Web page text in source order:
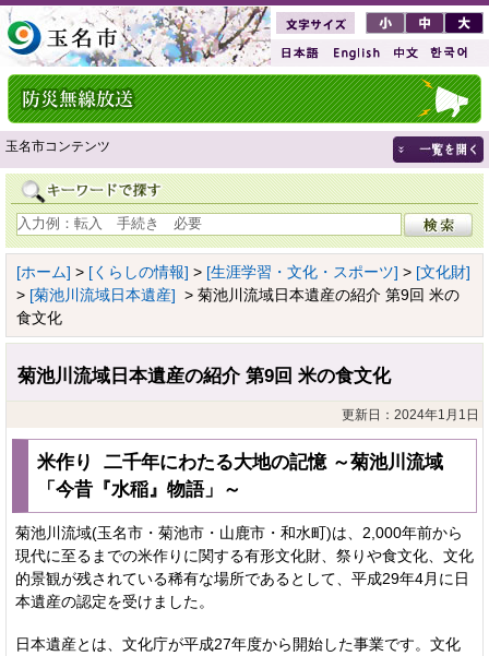
玉名市コンテンツ
[ホーム] > [くらしの情報] > [生涯学習・文化・スポーツ] > [文化財]
> [菊池川流域日本遺産] > 菊池川流域日本遺産の紹介 第9回 米の
食文化
菊池川流域日本遺産の紹介 第9回 米の食文化
更新日：2024年1月1日
米作り 二千年にわたる大地の記憶 ～菊池川流域
「今昔『水稲』物語」～
菊池川流域(玉名市・菊池市・山鹿市・和水町)は、2,000年前から
現代に至るまでの米作りに関する有形文化財、祭りや食文化、文化
的景観が残されている稀有な場所であるとして、平成29年4月に日
本遺産の認定を受けました。
日本遺産とは、文化庁が平成27年度から開始した事業です。文化